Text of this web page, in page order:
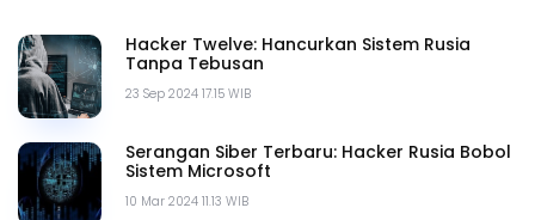
23 Sep 2024 17.15 WIB
Hacker Twelve: Hancurkan Sistem Rusia
Tanpa Tebusan
10 Mar 2024 11.13 WIB
Serangan Siber Terbaru: Hacker Rusia Bobol
Sistem Microsoft